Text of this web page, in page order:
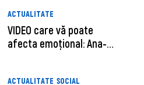
ACTUALITATE
VIDEO care vă poate
afecta emoțional: Ana-
ACTUALITATE SOCIAL